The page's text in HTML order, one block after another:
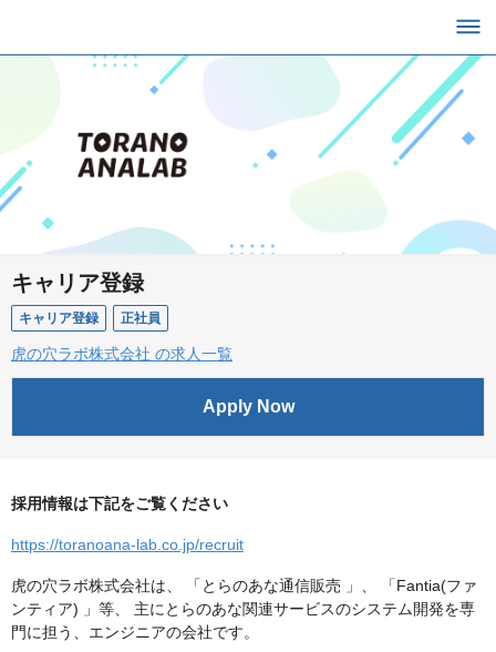
キャリア登録
キャリア登録 正社員
虎の穴ラボ株式会社 の求人一覧
Apply Now
採用情報は下記をご覧ください
https://toranoana-lab.co.jp/recruit
虎の穴ラボ株式会社は、 「とらのあな通信販売 」、 「Fantia(ファ
ンティア) 」等、 主にとらのあな関連サービスのシステム開発を専
門に担う、エンジニアの会社です。